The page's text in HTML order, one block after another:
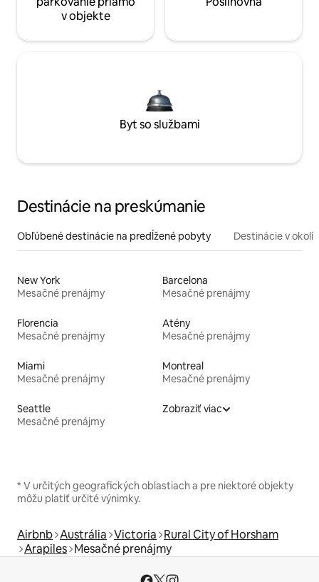
v objekte
Byt so službami
Destinácie na preskúmanie
Obľúbené destinácie na predĺžené pobyty Destinácie v okolí
New York
Mesačné prenájmy
Barcelona
Mesačné prenájmy
Florencia
Mesačné prenájmy
Atény
Mesačné prenájmy
Miami
Mesačné prenájmy
Montreal
Mesačné prenájmy
Seattle
Mesačné prenájmy
Zobraziť viac
* V určitých geografických oblastiach a pre niektoré objekty
môžu platiť určité výnimky.
Airbnb Austrália Victoria Rural City of Horsham
Arapiles Mesačné prenájmy